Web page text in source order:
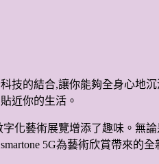
技的結合,讓你能夠全身心地
近你的生活。
化藝術展覽增添了趣味。無
5G為藝術欣賞帶來的全